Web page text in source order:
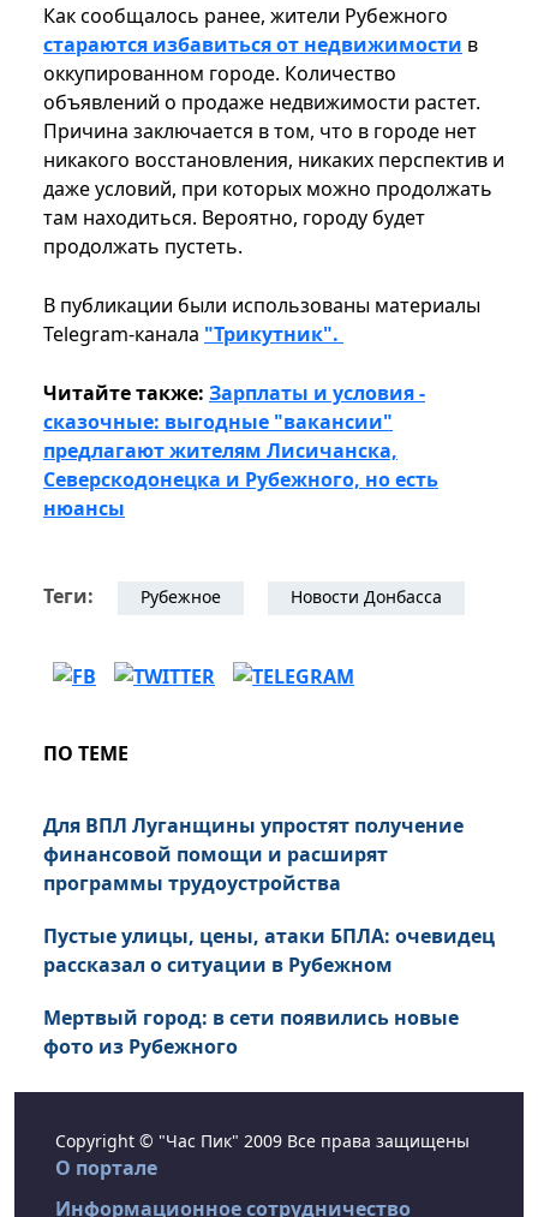
Как сообщалось ранее, жители Рубежного
стараются избавиться от недвижимости в
оккупированном городе. Количество
объявлений о продаже недвижимости растет.
Причина заключается в том, что в городе нет
никакого восстановления, никаких перспектив и
даже условий, при которых можно продолжать
там находиться. Вероятно, городу будет
продолжать пустеть.
В публикации были использованы материалы
Telegram-канала "Трикутник".
Читайте также: Зарплаты и условия -
сказочные: выгодные "вакансии"
предлагают жителям Лисичанска,
Северскодонецка и Рубежного, но есть
нюансы
Теги: Рубежное Новости Донбасса
ПО ТЕМЕ
Для ВПЛ Луганщины упростят получение
финансовой помощи и расширят
программы трудоустройства
Пустые улицы, цены, атаки БПЛА: очевидец
рассказал о ситуации в Рубежном
Мертвый город: в сети появились новые
фото из Рубежного
Copyright © "Час Пик" 2009 Все права защищены
О портале
Информационное сотрудничество